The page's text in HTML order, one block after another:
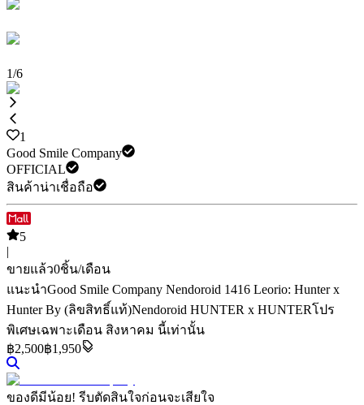
1/6
1
Good Smile Company
OFFICIAL
สินค้าน่าเชื่อถือ
5
|
ขายแล้ว0ชิ้น/เดือน
แนะนำGood Smile Company Nendoroid 1416 Leorio: Hunter x
Hunter By (ลิขสิทธิ์แท้)Nendoroid HUNTER x HUNTERโปร
พิเศษเฉพาะเดือน สิงหาคม นี้เท่านั้น
฿2,500฿1,950
ของดีมีน้อย! รีบตัดสินใจก่อนจะเสียใจ